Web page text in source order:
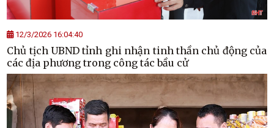
12/3/2026 16:04:40
Chủ tịch UBND tỉnh ghi nhận tinh thần chủ động của
các địa phương trong công tác bầu cử